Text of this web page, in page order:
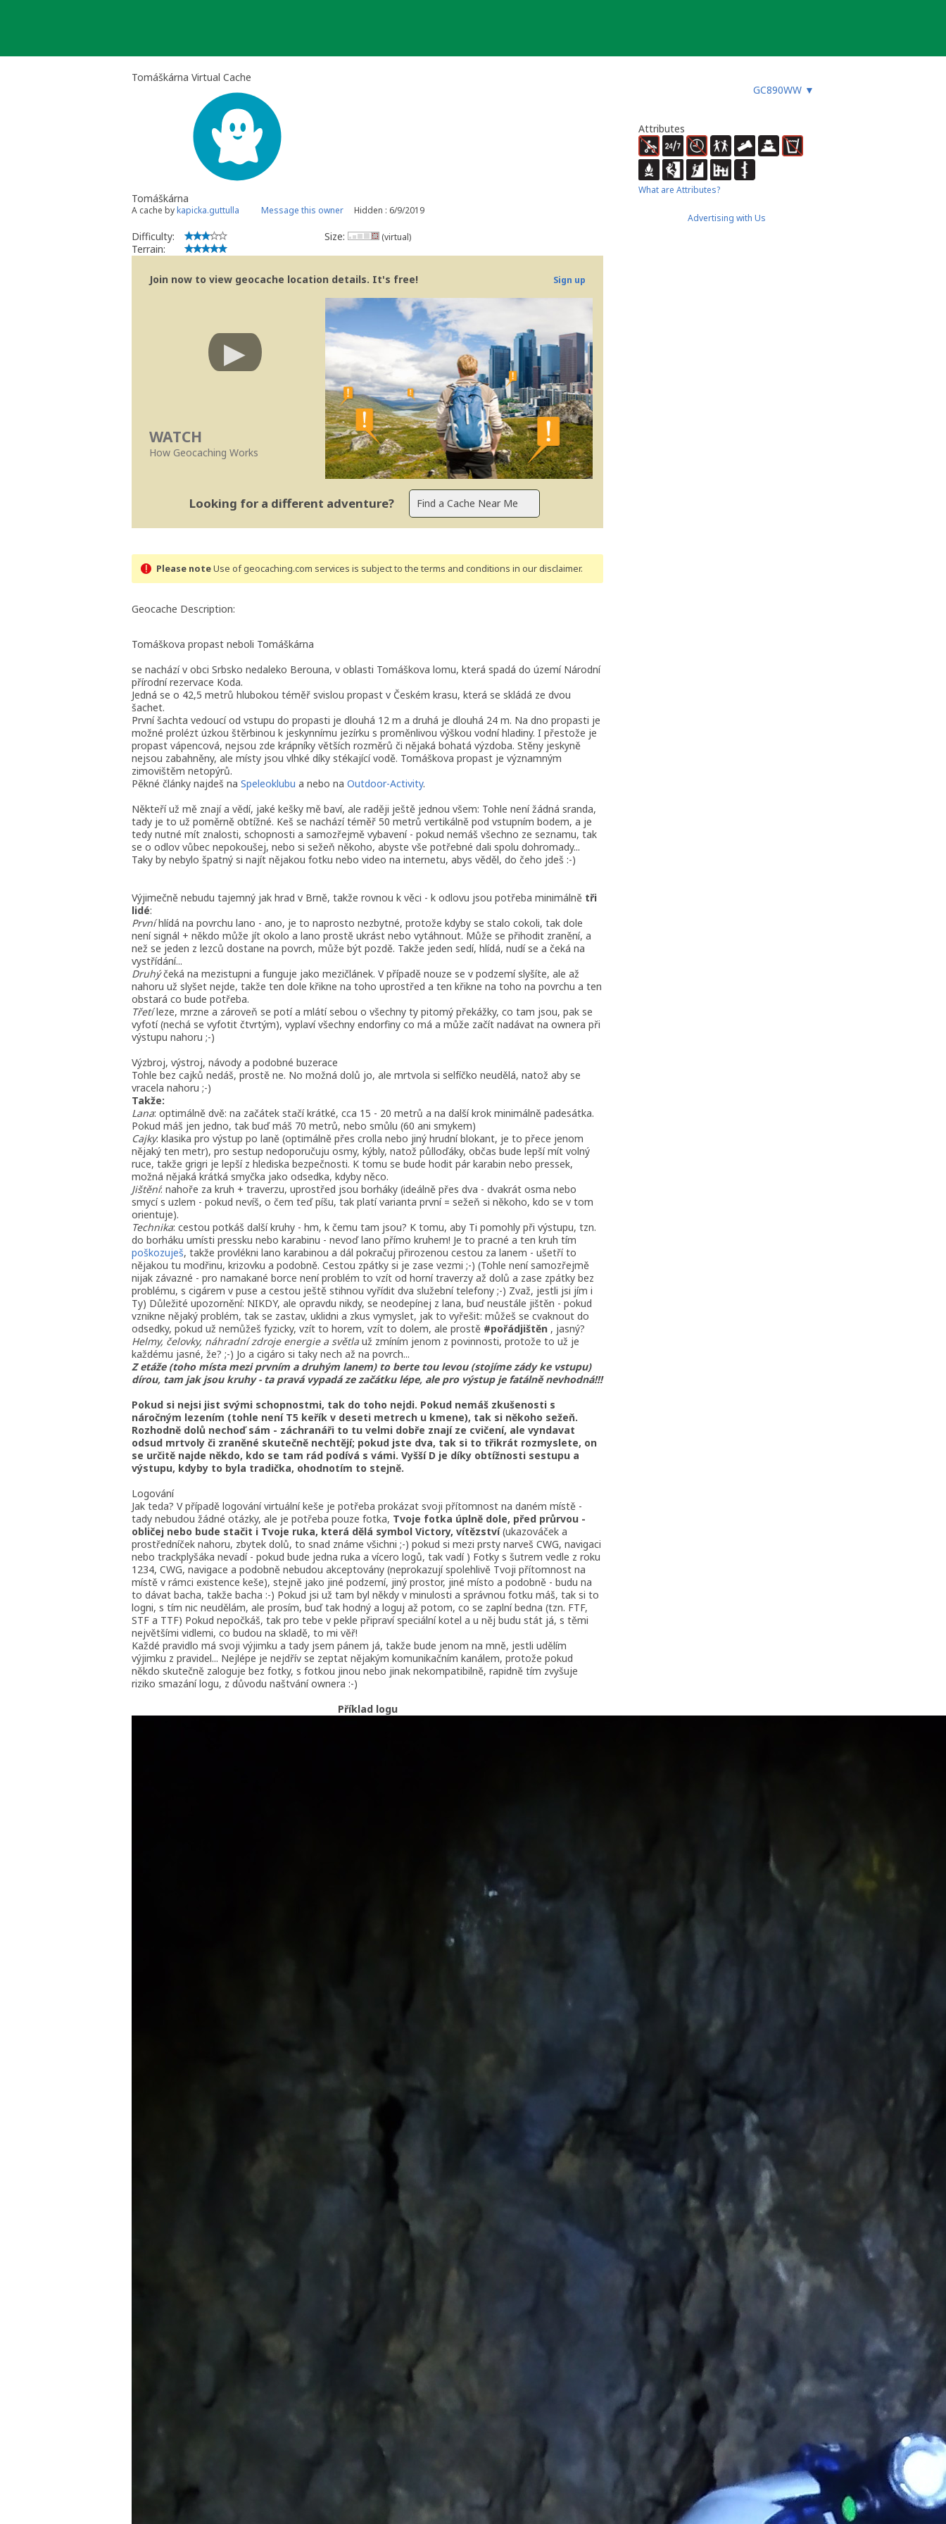
Tomáškárna Virtual Cache
GC890WW ▼
Tomáškárna
A cache bykapicka.guttulla Message this owner Hidden : 6/9/2019
Difficulty:
Terrain:
Size: (virtual)
Join now to view geocache location details. It's free! Sign up
WATCH
How Geocaching Works
Looking for a different adventure?
Please noteUse of geocaching.com services is subject to the terms and conditions in our disclaimer.
Geocache Description:
Tomáškova propast neboli Tomáškárna
se nachází v obci Srbsko nedaleko Berouna, v oblasti Tomáškova lomu, která spadá do území Národní
přírodní rezervace Koda.
Jedná se o 42,5 metrů hlubokou téměř svislou propast v Českém krasu, která se skládá ze dvou
šachet.
První šachta vedoucí od vstupu do propasti je dlouhá 12 m a druhá je dlouhá 24 m. Na dno propasti je
možné prolézt úzkou štěrbinou k jeskynnímu jezírku s proměnlivou výškou vodní hladiny. I přestože je
propast vápencová, nejsou zde krápníky větších rozměrů či nějaká bohatá výzdoba. Stěny jeskyně
nejsou zabahněny, ale místy jsou vlhké díky stékající vodě. Tomáškova propast je významným
zimovištěm netopýrů.
Pěkné články najdeš na Speleoklubu a nebo na Outdoor-Activity.
Někteří už mě znají a vědí, jaké kešky mě baví, ale raději ještě jednou všem: Tohle není žádná sranda,
tady je to už poměrně obtížné. Keš se nachází téměř 50 metrů vertikálně pod vstupním bodem, a je
tedy nutné mít znalosti, schopnosti a samozřejmě vybavení - pokud nemáš všechno ze seznamu, tak
se o odlov vůbec nepokoušej, nebo si sežeň někoho, abyste vše potřebné dali spolu dohromady...
Taky by nebylo špatný si najít nějakou fotku nebo video na internetu, abys věděl, do čeho jdeš :-)
Výjimečně nebudu tajemný jak hrad v Brně, takže rovnou k věci - k odlovu jsou potřeba minimálně tři
lidé:
Prvníhlídá na povrchu lano - ano, je to naprosto nezbytné, protože kdyby se stalo cokoli, tak dole
není signál + někdo může jít okolo a lano prostě ukrást nebo vytáhnout. Může se přihodit zranění, a
než se jeden z lezců dostane na povrch, může být pozdě. Takže jeden sedí, hlídá, nudí se a čeká na
vystřídání...
Druhýčeká na mezistupni a funguje jako mezičlánek. V případě nouze se v podzemí slyšíte, ale až
nahoru už slyšet nejde, takže ten dole křikne na toho uprostřed a ten křikne na toho na povrchu a ten
obstará co bude potřeba.
Třetíleze, mrzne a zároveň se potí a mlátí sebou o všechny ty pitomý překážky, co tam jsou, pak se
vyfotí (nechá se vyfotit čtvrtým), vyplaví všechny endorfiny co má a může začít nadávat na ownera při
výstupu nahoru ;-)
Výzbroj, výstroj, návody a podobné buzerace
Tohle bez cajků nedáš, prostě ne. No možná dolů jo, ale mrtvola si selfíčko neudělá, natož aby se
vracela nahoru ;-)
Takže:
Lana: optimálně dvě: na začátek stačí krátké, cca 15 - 20 metrů a na další krok minimálně padesátka.
Pokud máš jen jedno, tak buď máš 70 metrů, nebo smůlu (60 ani smykem)
Cajky: klasika pro výstup po laně (optimálně přes crolla nebo jiný hrudní blokant, je to přece jenom
nějaký ten metr), pro sestup nedoporučuju osmy, kýbly, natož půlloďáky, občas bude lepší mít volný
ruce, takže grigri je lepší z hlediska bezpečnosti. K tomu se bude hodit pár karabin nebo pressek,
možná nějaká krátká smyčka jako odsedka, kdyby něco.
Jištění: nahoře za kruh + traverzu, uprostřed jsou borháky (ideálně přes dva - dvakrát osma nebo
smycí s uzlem - pokud nevíš, o čem teď píšu, tak platí varianta první = sežeň si někoho, kdo se v tom
orientuje).
Technika: cestou potkáš další kruhy - hm, k čemu tam jsou? K tomu, aby Ti pomohly při výstupu, tzn.
do borháku umísti pressku nebo karabinu - nevoď lano přímo kruhem! Je to pracné a ten kruh tím
poškozuješ, takže provlékni lano karabinou a dál pokračuj přirozenou cestou za lanem - ušetří to
nějakou tu modřinu, krizovku a podobně. Cestou zpátky si je zase vezmi ;-) (Tohle není samozřejmě
nijak závazné - pro namakané borce není problém to vzít od horní traverzy až dolů a zase zpátky bez
problému, s cigárem v puse a cestou ještě stihnou vyřídit dva služební telefony ;-) Zvaž, jestli jsi jím i
Ty) Důležité upozornění: NIKDY, ale opravdu nikdy, se neodepínej z lana, buď neustále jištěn - pokud
vznikne nějaký problém, tak se zastav, uklidni a zkus vymyslet, jak to vyřešit: můžeš se cvaknout do
odsedky, pokud už nemůžeš fyzicky, vzít to horem, vzít to dolem, ale prostě #pořádjištěn , jasný?
Helmy, čelovky, náhradní zdroje energie a světla už zmíním jenom z povinnosti, protože to už je
každému jasné, že? ;-) Jo a cigáro si taky nech až na povrch...
Z etáže (toho místa mezi prvním a druhým lanem) to berte tou levou (stojíme zády ke vstupu)
dírou, tam jak jsou kruhy - ta pravá vypadá ze začátku lépe, ale pro výstup je fatálně nevhodná!!!
Pokud si nejsi jist svými schopnostmi, tak do toho nejdi. Pokud nemáš zkušenosti s
náročným lezením (tohle není T5 keřík v deseti metrech u kmene), tak si někoho sežeň.
Rozhodně dolů nechoď sám - záchranáři to tu velmi dobře znají ze cvičení, ale vyndavat
odsud mrtvoly či zraněné skutečně nechtějí; pokud jste dva, tak si to třikrát rozmyslete, on
se určitě najde někdo, kdo se tam rád podívá s vámi. Vyšší D je díky obtížnosti sestupu a
výstupu, kdyby to byla tradička, ohodnotím to stejně.
Logování
Jak teda? V případě logování virtuální keše je potřeba prokázat svoji přítomnost na daném místě -
tady nebudou žádné otázky, ale je potřeba pouze fotka, Tvoje fotka úplně dole, před průrvou -
obličej nebo bude stačit i Tvoje ruka, která dělá symbol Victory, vítězství(ukazováček a
prostředníček nahoru, zbytek dolů, to snad známe všichni ;-) pokud si mezi prsty narveš CWG, navigaci
nebo trackplyšáka nevadí - pokud bude jedna ruka a vícero logů, tak vadí ) Fotky s šutrem vedle z roku
1234, CWG, navigace a podobně nebudou akceptovány (neprokazují spolehlivě Tvoji přítomnost na
místě v rámci existence keše), stejně jako jiné podzemí, jiný prostor, jiné místo a podobně - budu na
to dávat bacha, takže bacha :-) Pokud jsi už tam byl někdy v minulosti a správnou fotku máš, tak si to
logni, s tím nic neudělám, ale prosím, buď tak hodný a loguj až potom, co se zaplní bedna (tzn. FTF,
STF a TTF) Pokud nepočkáš, tak pro tebe v pekle připraví speciální kotel a u něj budu stát já, s těmi
největšími vidlemi, co budou na skladě, to mi věř!
Každé pravidlo má svoji výjimku a tady jsem pánem já, takže bude jenom na mně, jestli udělím
výjimku z pravidel... Nejlépe je nejdřív se zeptat nějakým komunikačním kanálem, protože pokud
někdo skutečně zaloguje bez fotky, s fotkou jinou nebo jinak nekompatibilně, rapidně tím zvyšuje
riziko smazání logu, z důvodu naštvání ownera :-)
Příklad logu
Attributes
What are Attributes?
Advertising with Us